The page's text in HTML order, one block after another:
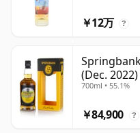
￥12万 ?
(Dec. 2022)
700ml • 55.1%
￥84,900 ?